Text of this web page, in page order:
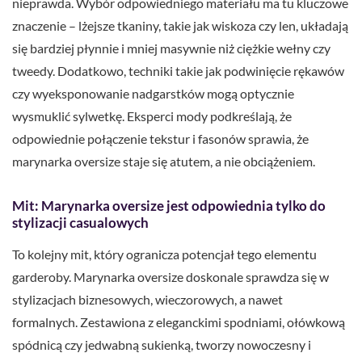
znaczenie – lżejsze tkaniny, takie jak wiskoza czy len, układają
się bardziej płynnie i mniej masywnie niż ciężkie wełny czy
tweedy. Dodatkowo, techniki takie jak podwinięcie rękawów
czy wyeksponowanie nadgarstków mogą optycznie
wysmuklić sylwetkę. Eksperci mody podkreślają, że
odpowiednie połączenie tekstur i fasonów sprawia, że
marynarka oversize staje się atutem, a nie obciążeniem.
Mit: Marynarka oversize jest odpowiednia tylko do
stylizacji casualowych
To kolejny mit, który ogranicza potencjał tego elementu
garderoby. Marynarka oversize doskonale sprawdza się w
stylizacjach biznesowych, wieczorowych, a nawet
formalnych. Zestawiona z eleganckimi spodniami, ołówkową
spódnicą czy jedwabną sukienką, tworzy nowoczesny i